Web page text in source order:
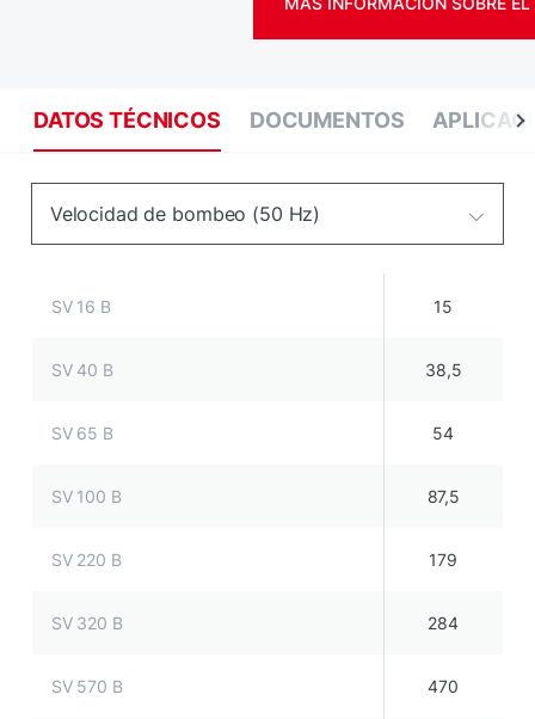
DATOS TÉCNICOS DOCUMENTOS
Velocidad de bombeo (50 Hz)
SV 16 B 15
SV 40 B 38,5
SV 65 B 54
SV 100 B 87,5
SV 220 B 179
SV 320 B 284
SV 570 B 470